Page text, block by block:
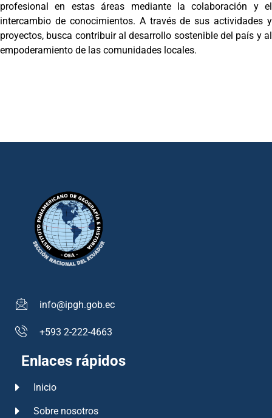
profesional en estas áreas mediante la colaboración y el
intercambio de conocimientos. A través de sus actividades y
proyectos, busca contribuir al desarrollo sostenible del país y al
empoderamiento de las comunidades locales.
info@ipgh.gob.ec
+593 2-222-4663
Enlaces rápidos
Inicio
Sobre nosotros